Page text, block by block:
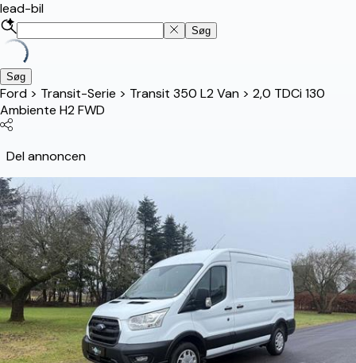
lead-bil
Søg
Søg
Ford > Transit-Serie > Transit 350 L2 Van > 2,0 TDCi 130
Ambiente H2 FWD
Del annoncen